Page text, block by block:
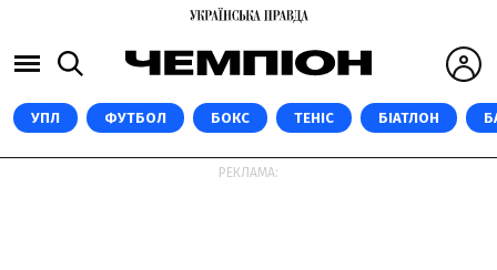
УПЛ ФУТБОЛ БОКС ТЕНІС БІАТЛОН
РЕКЛАМА: